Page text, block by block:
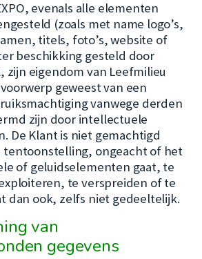
evenals alle elementen
(zoals met name logo’s,
titels, foto’s, website of
beschikking gesteld door
zijn eigendom van Leefmilieu
geweest van een
vanwege derden
zijn door intellectuele
De Klant is niet gemachtigd
tentoonstelling, ongeacht of het
of geluidselementen gaat, te
te verspreiden of te
dan ook, zelfs niet gedeeltelijk.
van
gegevens